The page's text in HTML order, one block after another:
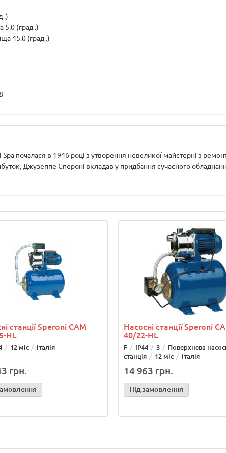
.)
5.0 (град .)
45.0 (град .)
Spa почалася в 1946 році з утворення невеликої майстерні з
Джузеппе Спероні вкладав у придбання сучасного
станції Speroni САМ
HL
12 міс Італія
грн.
Насосні станції Speroni
40/22-HL
F IP44 3
Поверхнева
станція
12 міс Італія
14 963 грн.
Під замовлення